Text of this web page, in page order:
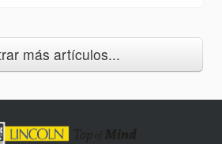
más artículos...